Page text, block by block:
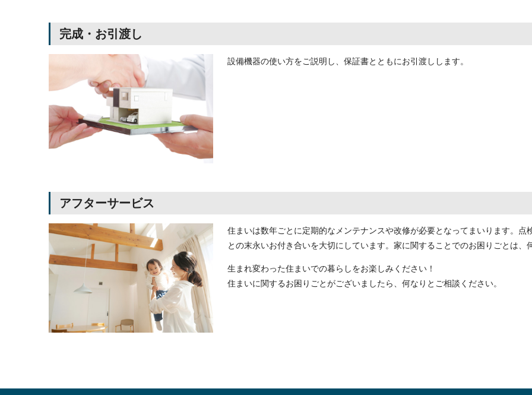
完成・お引渡し
設備機器の使い方をご説明し、保証書とともにお引渡しします。
アフターサービス
住まいは数年ごとに定期的なメンテナンスや改修が必要となってまいります。
との末永いお付き合いを大切にしています。家に関することでのお困りごとは、
生まれ変わった住まいでの暮らしをお楽しみください！
住まいに関するお困りごとがございましたら、何なりとご相談ください。